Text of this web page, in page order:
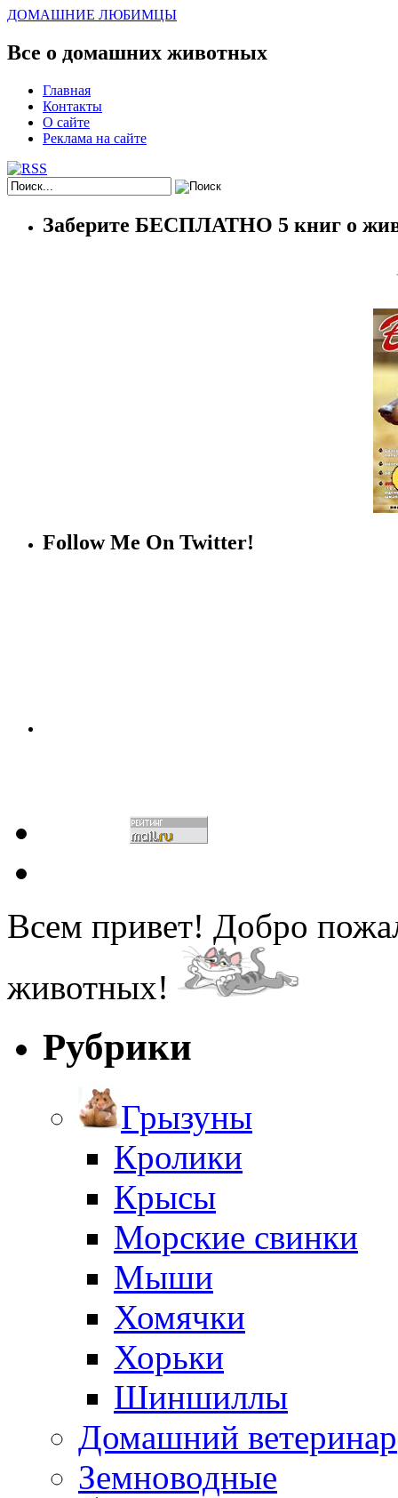
ДОМАШНИЕ ЛЮБИМЦЫ
Все о домашних животных
Главная
Контакты
О сайте
Реклама на сайте
Заберите БЕСПЛАТНО 5 книг о
Follow Me On Twitter!
Всем привет! Добро
животных!
Рубрики
Грызуны
Кролики
Крысы
Морские свинки
Мыши
Хомячки
Хорьки
Шиншиллы
Домашний ветеринар
Земноводные